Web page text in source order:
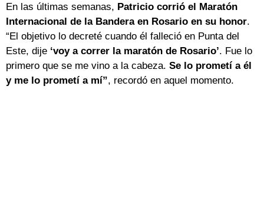
En las últimas semanas, Patricio corrió el Maratón
Internacional de la Bandera en Rosario en su honor.
“El objetivo lo decreté cuando él falleció en Punta del
Este, dije ‘voy a correr la maratón de Rosario’. Fue lo
primero que se me vino a la cabeza. Se lo prometí a él
y me lo prometí a mí”, recordó en aquel momento.